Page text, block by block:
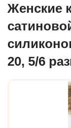
Женские
20, 5/6